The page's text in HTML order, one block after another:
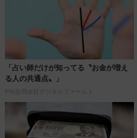
「占い師だけが知ってる〝お金が増え
る人の共通点〟」
PR(合同会社デジタルファーム )